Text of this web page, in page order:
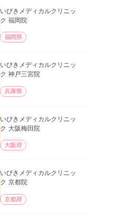
いびきメディカルクリニッ
ク 福岡院
福岡県
いびきメディカルクリニッ
ク 神戸三宮院
兵庫県
いびきメディカルクリニッ
ク 大阪梅田院
大阪府
いびきメディカルクリニッ
ク 京都院
京都府